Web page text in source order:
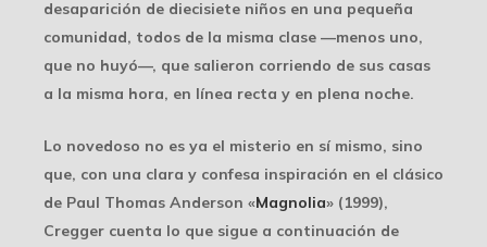
desaparición de diecisiete niños en una pequeña
comunidad, todos de la misma clase —menos uno,
que no huyó—, que salieron corriendo de sus casas
a la misma hora, en línea recta y en plena noche.
Lo novedoso no es ya el misterio en sí mismo, sino
que, con una clara y confesa inspiración en el clásico
de Paul Thomas Anderson «Magnolia» (1999),
Cregger cuenta lo que sigue a continuación de